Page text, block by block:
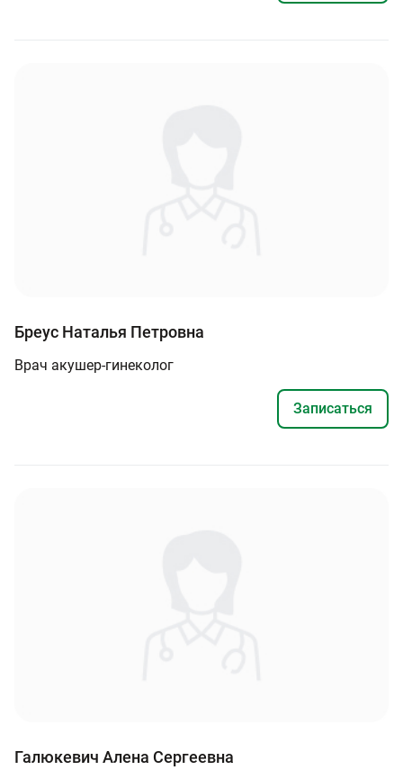
Бреус Наталья Петровна
Врач акушер-гинеколог
Записаться
Галюкевич Алена Сергеевна